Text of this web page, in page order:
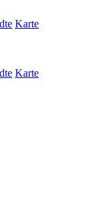
Karte
Karte